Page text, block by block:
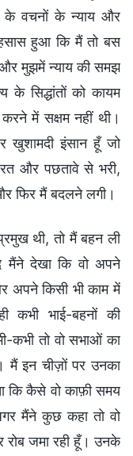
के वचनों के न्याय और
हुआ कि मैं तो बस
और मुझमें न्याय की समझ
सिद्धांतों को कायम
में सक्षम नहीं थी।
खुशामदी इंसान हूँ जो
और पछतावे से भरी,
फिर मैं बदलने लगी।
थी, तो मैं बहन ली
देखा कि वो अपने
अपने किसी भी काम में
कभी भाई-बहनों की
कभी तो वो सभाओं का
इन चीज़ों पर उनका
कि कैसे वो काफ़ी समय
मैंने कुछ कहा तो वो
जमा रही हूँ। उनके